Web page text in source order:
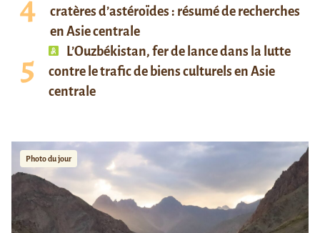
cratères d’astéroïdes : résumé de recherches
en Asie centrale
L’Ouzbékistan, fer de lance dans la lutte
contre le trafic de biens culturels en Asie
centrale
Photo du jour